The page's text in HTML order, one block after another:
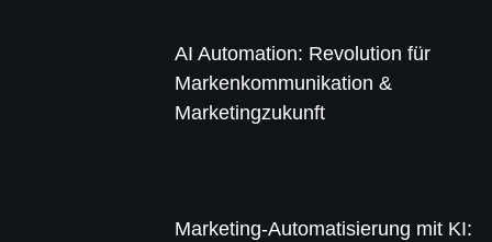
AI Automation: Revolution für
Markenkommunikation &
Marketingzukunft
Marketing-Automatisierung mit KI: